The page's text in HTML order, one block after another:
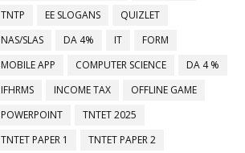
TNTP
EE SLOGANS
QUIZLET
NAS/SLAS
DA 4% IT
FORM
MOBILE APP
COMPUTER SCIENCE
DA 4 %
IFHRMS
INCOME TAX
OFFLINE GAME
POWERPOINT
TNTET 2025
TNTET PAPER 1
TNTET PAPER 2